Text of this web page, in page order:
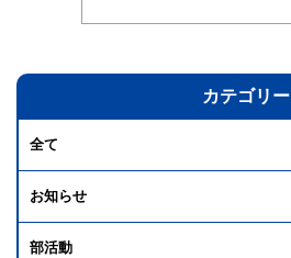
カテゴリー
全て
お知らせ
部活動